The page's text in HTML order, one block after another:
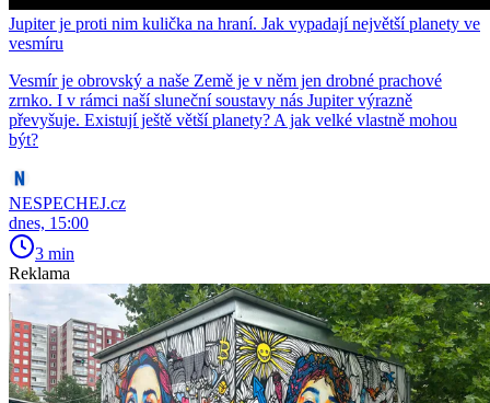
Jupiter je proti nim kulička na hraní. Jak vypadají největší planety ve
vesmíru
Vesmír je obrovský a naše Země je v něm jen drobné prachové
zrnko. I v rámci naší sluneční soustavy nás Jupiter výrazně
převyšuje. Existují ještě větší planety? A jak velké vlastně mohou
být?
NESPECHEJ.cz
dnes, 15:00
3 min
Reklama